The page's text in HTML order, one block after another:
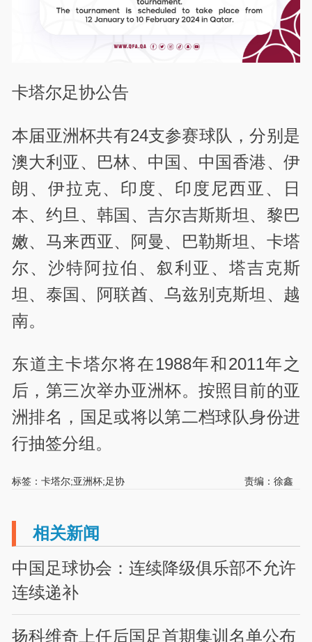
卡塔尔足协公告
本届亚洲杯共有24支参赛球队，分别是
澳大利亚、巴林、中国、中国香港、伊
朗、伊拉克、印度、印度尼西亚、日
本、约旦、韩国、吉尔吉斯斯坦、黎巴
嫩、马来西亚、阿曼、巴勒斯坦、卡塔
尔、沙特阿拉伯、叙利亚、塔吉克斯
坦、泰国、阿联酋、乌兹别克斯坦、越
南。
东道主卡塔尔将在1988年和2011年之
后，第三次举办亚洲杯。按照目前的亚
洲排名，国足或将以第二档球队身份进
行抽签分组。
标签：卡塔尔;亚洲杯;足协 责编：徐鑫
相关新闻
中国足球协会：连续降级俱乐部不允许
连续递补
扬科维奇上任后国足首期集训名单公布